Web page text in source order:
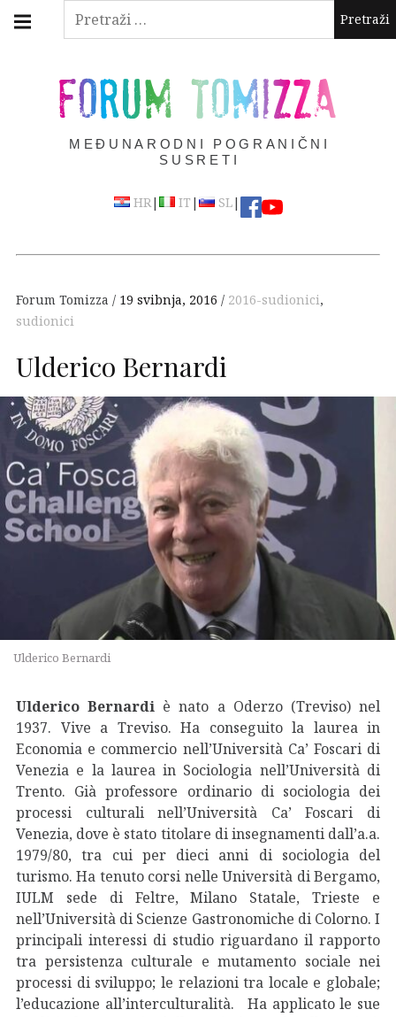
Pretraži:
Skip
FORUM TOMIZZA
MEĐUNARODNI POGRANIČNI
SUSRETI
HR| IT | SL|
navigation
Forum Tomizza 19 svibnja, 2016 2016-sudionici,
sudionici
Ulderico Bernardi
Ulderico Bernardi
Ulderico Bernardi è nato a Oderzo (Treviso) nel
1937. Vive a Treviso. Ha conseguito la laurea in
Economia e commercio nell’Università Ca’ Foscari di
Venezia e la laurea in Sociologia nell’Università di
Trento. Già professore ordinario di sociologia dei
processi culturali nell’Università Ca’ Foscari di
Venezia, dove è stato titolare di insegnamenti dall’a.a.
1979/80, tra cui per dieci anni di sociologia del
turismo. Ha tenuto corsi nelle Università di Bergamo,
IULM sede di Feltre, Milano Statale, Trieste e
nell’Università di Scienze Gastronomiche di Colorno. I
principali interessi di studio riguardano il rapporto
tra persistenza culturale e mutamento sociale nei
processi di sviluppo; le relazioni tra locale e globale;
l’educazione all’interculturalità. Ha applicato le sue